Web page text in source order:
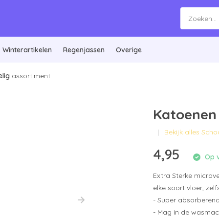
Winterartikelen Regenjassen Overige
assortiment
Bekijk alles
4,95 Op
Extra Sterke
elke soort vloer,
- Super
- Mag in de